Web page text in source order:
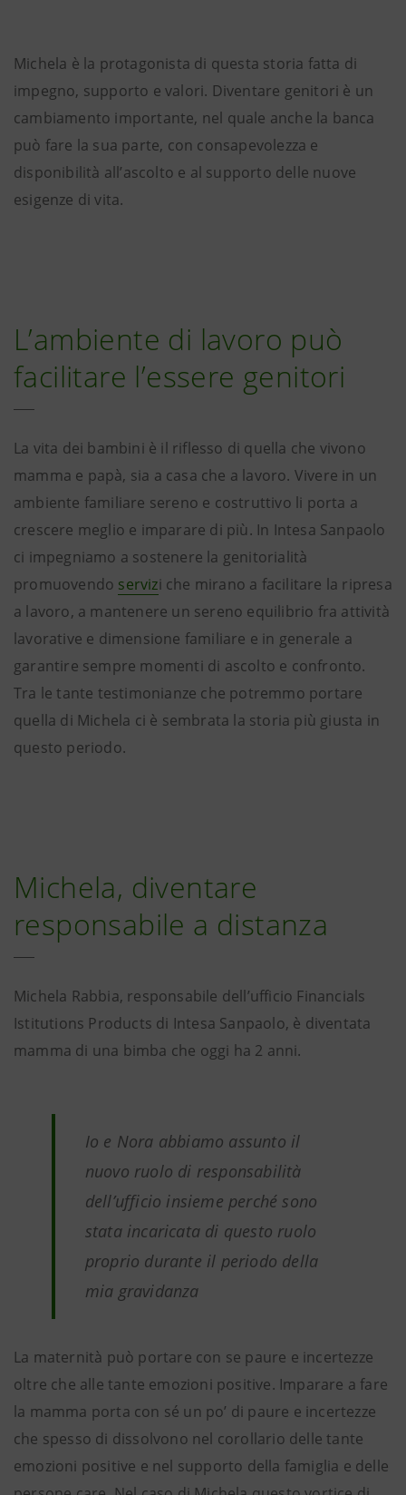
Michela è la protagonista di questa storia fatta di
impegno, supporto e valori. Diventare genitori è un
cambiamento importante, nel quale anche la banca
può fare la sua parte, con consapevolezza e
disponibilità all’ascolto e al supporto delle nuove
esigenze di vita.
L’ambiente di lavoro può
facilitare l’essere genitori
La vita dei bambini è il riflesso di quella che vivono
mamma e papà, sia a casa che a lavoro. Vivere in un
ambiente familiare sereno e costruttivo li porta a
crescere meglio e imparare di più. In Intesa Sanpaolo
ci impegniamo a sostenere la genitorialità
promuovendo servizi che mirano a facilitare la ripresa
a lavoro, a mantenere un sereno equilibrio fra attività
lavorative e dimensione familiare e in generale a
garantire sempre momenti di ascolto e confronto.
Tra le tante testimonianze che potremmo portare
quella di Michela ci è sembrata la storia più giusta in
questo periodo.
Michela, diventare
responsabile a distanza
Michela Rabbia, responsabile dell’ufficio Financials
Istitutions Products di Intesa Sanpaolo, è diventata
mamma di una bimba che oggi ha 2 anni.
Io e Nora abbiamo assunto il
nuovo ruolo di responsabilità
dell’ufficio insieme perché sono
stata incaricata di questo ruolo
proprio durante il periodo della
mia gravidanza
La maternità può portare con se paure e incertezze
oltre che alle tante emozioni positive. Imparare a fare
la mamma porta con sé un po’ di paure e incertezze
che spesso di dissolvono nel corollario delle tante
emozioni positive e nel supporto della famiglia e delle